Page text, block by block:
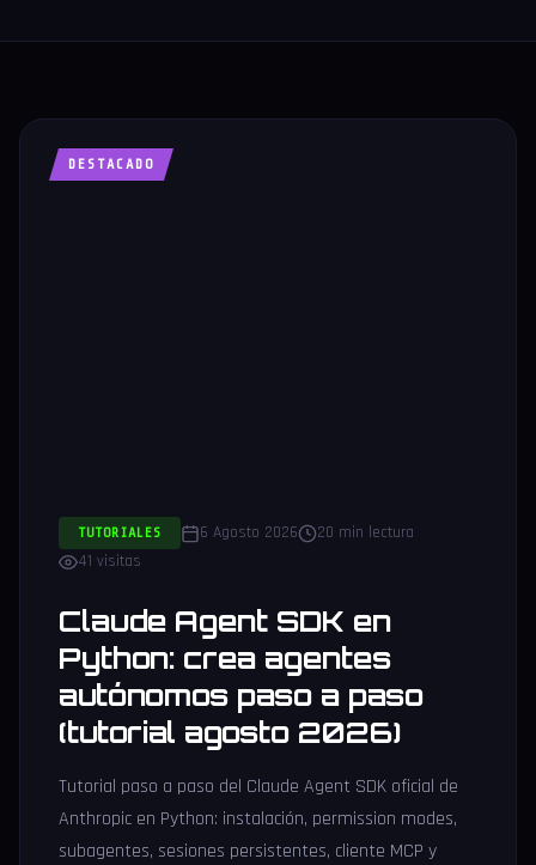
DESTACADO
TUTORIALES 6 Agosto 2026
20 min lectura
41 visitas
Claude Agent SDK en
Python: crea agentes
autónomos paso a paso
(tutorial agosto 2026)
Tutorial paso a paso del Claude Agent SDK oficial de
Anthropic en Python: instalación, permission modes,
subagentes, sesiones persistentes, cliente MCP y